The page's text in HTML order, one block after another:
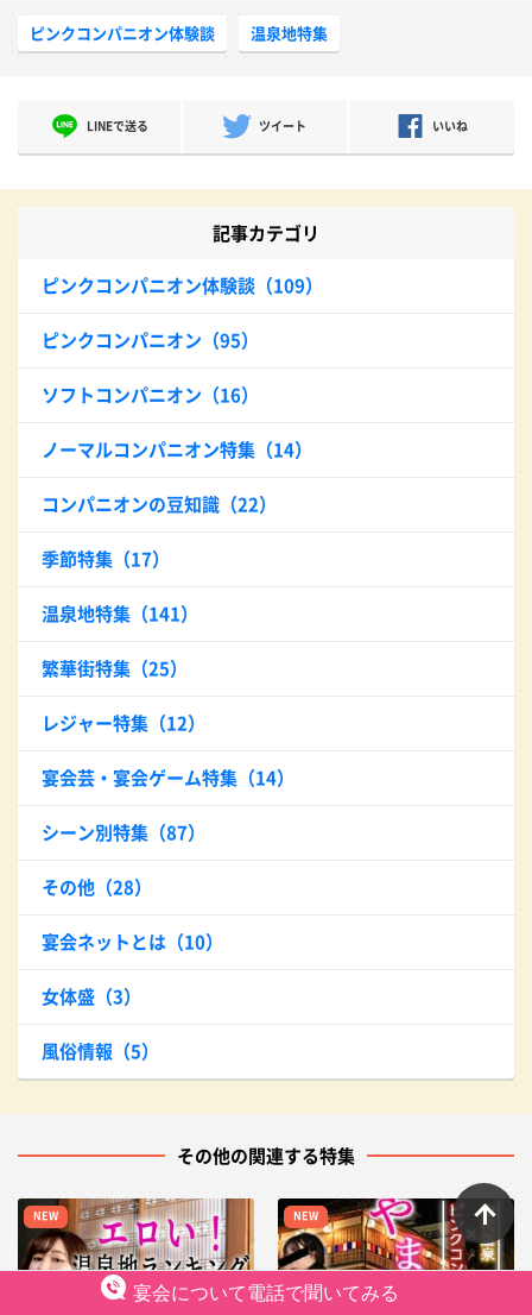
宴会について電話で聞いてみる
ピンクコンパニオン体験談 温泉地特集
LINEで送る ツイート いいね
記事カテゴリ
ピンクコンパニオン体験談（109）
ピンクコンパニオン（95）
ソフトコンパニオン（16）
ノーマルコンパニオン特集（14）
コンパニオンの豆知識（22）
季節特集（17）
温泉地特集（141）
繁華街特集（25）
レジャー特集（12）
宴会芸・宴会ゲーム特集（14）
シーン別特集（87）
その他（28）
宴会ネットとは（10）
女体盛（3）
風俗情報（5）
その他の関連する特集
NEW NEW